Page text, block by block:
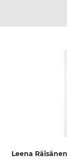
Leena Räisänen